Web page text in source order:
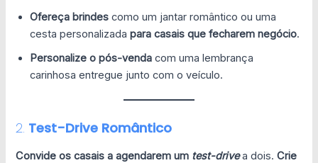
Ofereça brindes como um jantar romântico ou uma
cesta personalizadapara casais que fecharem negócio.
Personalize o pós-venda com uma lembrança
carinhosa entregue junto com o veículo.
2. Test-Drive Romântico
Convide os casais a agendarem um test-drivea dois.Crie